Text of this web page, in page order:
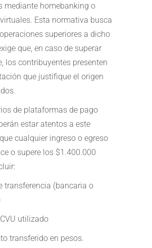
mediante homebanking o
Esta normativa busca
superiores a dicho
que, en caso de superar
los contribuyentes presenten
que justifique el origen
de plataformas de pago
estar atentos a este
cualquier ingreso o egreso
o supere los $1.400.000
transferencia (bancaria o
utilizado
transferido en pesos.